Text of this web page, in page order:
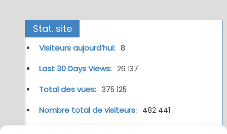
Stat. site
Visiteurs aujourd’hui: 8
Last 30 Days Views: 26 137
Total des vues: 375 125
Nombre total de visiteurs: 482 441